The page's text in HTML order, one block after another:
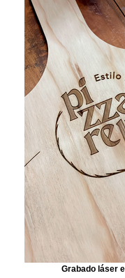
Grabado láser